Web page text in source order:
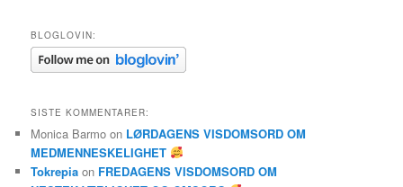
BLOGLOVIN:
SISTE KOMMENTARER:
Monica Barmo on LØRDAGENS VISDOMSORD OM
MEDMENNESKELIGHET
Tokrepia on FREDAGENS VISDOMSORD OM